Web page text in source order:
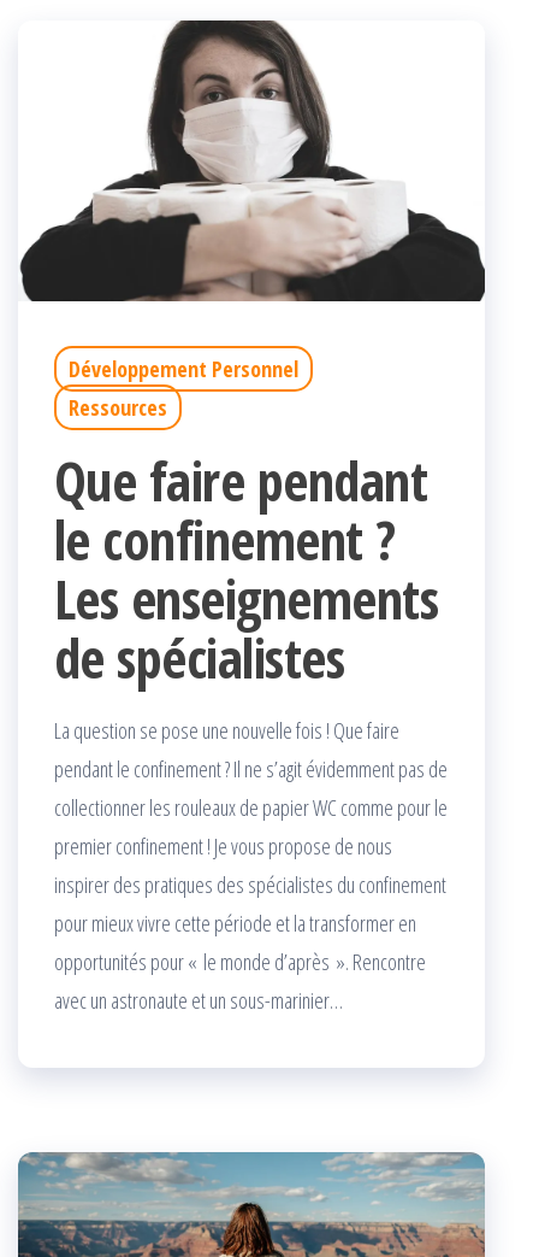
Développement Personnel
Ressources
Que faire pendant
le confinement ?
Les enseignements
de spécialistes
La question se pose une nouvelle fois ! Que faire
pendant le confinement ? Il ne s’agit évidemment pas de
collectionner les rouleaux de papier WC comme pour le
premier confinement ! Je vous propose de nous
inspirer des pratiques des spécialistes du confinement
pour mieux vivre cette période et la transformer en
opportunités pour « le monde d’après ». Rencontre
avec un astronaute et un sous-marinier…